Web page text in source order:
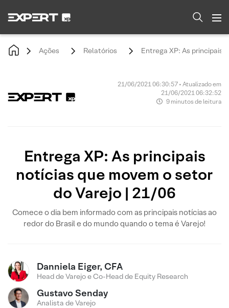
Ações Relatórios Entrega XP: As principais
21/06/2021 06:30:57 • Atualizado em
21/06/2021 06:32:52
9 minutos de leitura
Entrega XP: As principais
notícias que movem o setor
do Varejo | 21/06
Comece o dia bem informado com as principais notícias ao
redor do Brasil e do mundo quando o tema é Varejo!
Danniela Eiger, CFA
Head de Varejo e Co-Head de Equity Research
Gustavo Senday
Analista de Varejo